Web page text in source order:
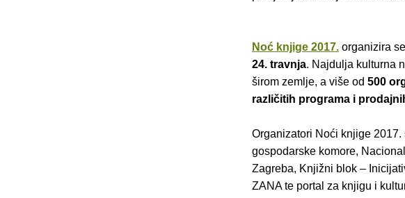
Noć knjige 2017. organizira
24. travnja. Najdulja kulturna
širom zemlje, a više od 500
različitih programa i
Organizatori Noći knjige
gospodarske komore,
Zagreba, Knjižni blok –
ZANA te portal za knjigu i